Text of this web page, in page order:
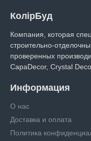
КолірБуд
Компания, которая
строительно-
проверенных
CapaDecor, Crystal
Информация
О нас
Доставка и оплата
Политика